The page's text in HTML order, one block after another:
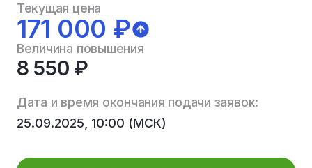
Текущая цена
171 000 ₽
Величина повышения
8 550 ₽
Дата и время окончания подачи заявок:
25.09.2025, 10:00 (МСК)